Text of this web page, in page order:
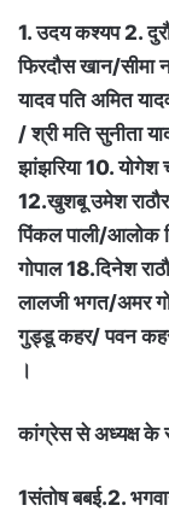
1. उदय कश्यप 2.
फिरदौस खान/
यादव पति अमित
/ श्री मति सुनीता
झांझरिया 10. योगेश
12.खुशबू उमेश
पिंकल पाली/आलोक
गोपाल 18.दिनेश
लालजी भगत/अमर
गुड्डू कहर/ पवन
।
कांग्रेस से अध्यक्ष के
1संतोष बबई.2.